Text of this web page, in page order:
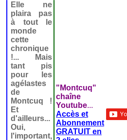
Elle ne
plaira pas
à tout le
monde
cette
chronique
!... Mais
tant pis
pour les
agélastes
de
Montcuq !
Et
d'ailleurs...
Oui,
l'important,
"Montcuq"
chaîne
Youtube...
Accès et
Abonnement
GRATUIT en